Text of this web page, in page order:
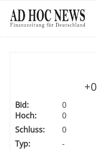
+0
Bid: 0
Hoch:
0
Schluss:
0
Typ:
-